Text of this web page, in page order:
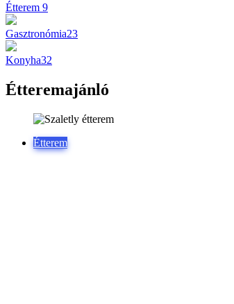
Étterem 9
Gasztronómia23
Konyha32
Étteremajánló
Étterem